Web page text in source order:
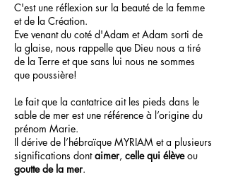
C'est une réflexion sur la beauté de la femme
et de la Création.
Eve venant du coté d'Adam et Adam sorti de
la glaise, nous rappelle que Dieu nous a tiré
de la Terre et que sans lui nous ne sommes
que poussière!
Le fait que la cantatrice ait les pieds dans le
sable de mer est une référence à l’origine du
prénom Marie.
Il dérive de l’hébraïque MYRIAM et a plusieurs
significations dontaimer, celle qui élèveou
goutte de la mer.